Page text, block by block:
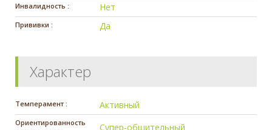
Инвалидность : Нет
Прививки : Да
Характер
Темперамент : Активный
Ориентированность
Супер-общительный